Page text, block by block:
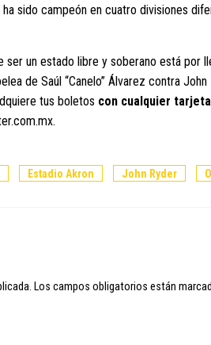
sido campeón en cuatro divisiones
un estado libre y soberano está por
de Saúl “Canelo” Álvarez contra
tus boletos con cualquier
.
Estadio Akron John Ryder
Los campos obligatorios están